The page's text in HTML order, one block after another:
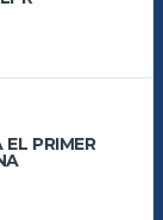
PRIMER